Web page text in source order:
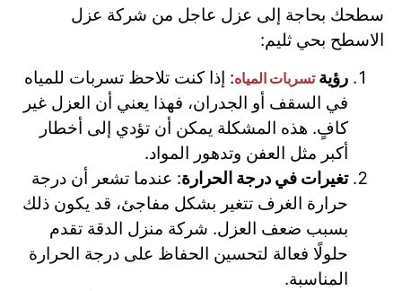
سطحك بحاجة إلى عزل عاجل من شركة عزل
الاسطح بحي ثليم:
رؤيةتسربات المياه: إذا كنت تلاحظ تسربات للمياه
في السقف أو الجدران، فهذا يعني أن العزل غير
كافٍ. هذه المشكلة يمكن أن تؤدي إلى أخطار
أكبر مثل العفن وتدهور المواد.
تغيرات في درجة الحرارة: عندما تشعر أن درجة
حرارة الغرف تتغير بشكل مفاجئ، قد يكون ذلك
بسبب ضعف العزل. شركة منزل الدقة تقدم
حلولًا فعالة لتحسين الحفاظ على درجة الحرارة
المناسبة.